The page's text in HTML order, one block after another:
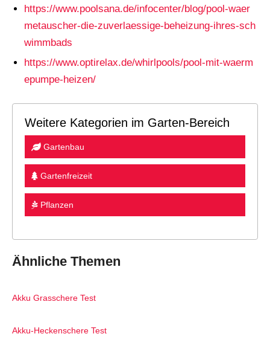
https://www.poolsana.de/infocenter/blog/pool-waer
metauscher-die-zuverlaessige-beheizung-ihres-sch
wimmbads
https://www.optirelax.de/whirlpools/pool-mit-waerm
epumpe-heizen/
Weitere Kategorien im Garten-Bereich
Gartenbau
Gartenfreizeit
Pflanzen
Ähnliche Themen
Akku Grasschere Test
Akku-Heckenschere Test